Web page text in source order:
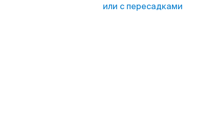
или с пересадками